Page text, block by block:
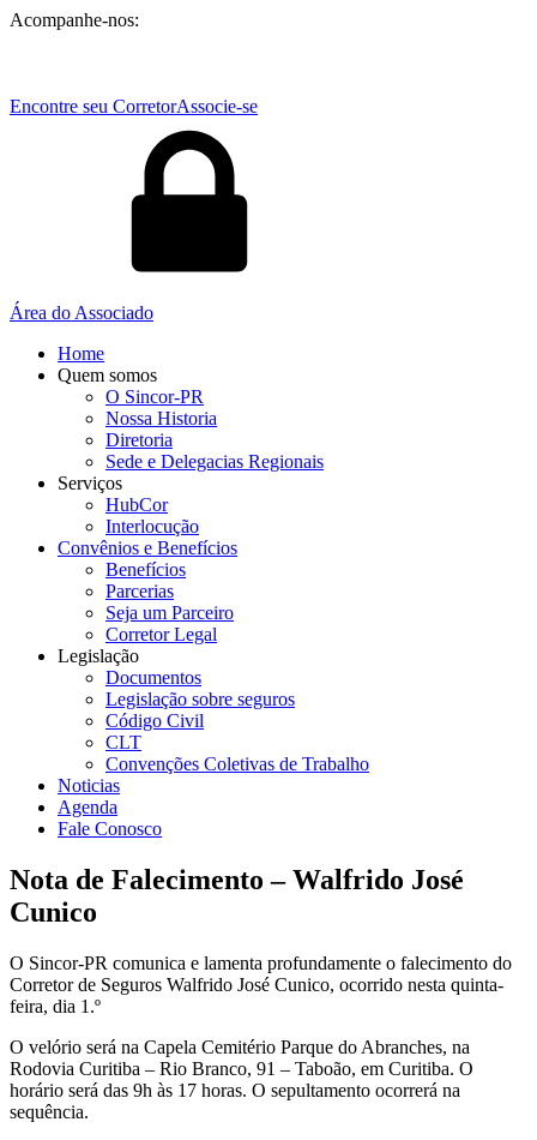
Acompanhe-nos:
Encontre seu CorretorAssocie-se
Área do Associado
Home
Quem somos
O Sincor-PR
Nossa Historia
Diretoria
Sede e Delegacias Regionais
Serviços
HubCor
Interlocução
Convênios e Benefícios
Benefícios
Parcerias
Seja um Parceiro
Corretor Legal
Legislação
Documentos
Legislação sobre seguros
Código Civil
CLT
Convenções Coletivas de Trabalho
Noticias
Agenda
Fale Conosco
Nota de Falecimento – Walfrido José
Cunico
O Sincor-PR comunica e lamenta profundamente o falecimento do
Corretor de Seguros Walfrido José Cunico, ocorrido nesta quinta-
feira, dia 1.º
O velório será na Capela Cemitério Parque do Abranches, na
Rodovia Curitiba – Rio Branco, 91 – Taboão, em Curitiba. O
horário será das 9h às 17 horas. O sepultamento ocorrerá na
sequência.